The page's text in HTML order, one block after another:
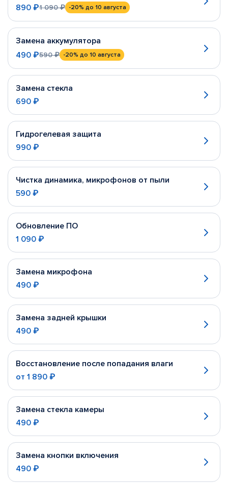
890 ₽1 090 ₽ -20% до 10 августа
Замена аккумулятора
490 ₽590 ₽ -20% до 10 августа
Замена стекла
690 ₽
Гидрогелевая защита
990 ₽
Чистка динамика, микрофонов от пыли
590 ₽
Обновление ПО
1 090 ₽
Замена микрофона
490 ₽
Замена задней крышки
490 ₽
Восстановление после попадания влаги
от 1 890 ₽
Замена стекла камеры
490 ₽
Замена кнопки включения
490 ₽